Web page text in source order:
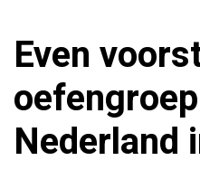
Even
Nederland